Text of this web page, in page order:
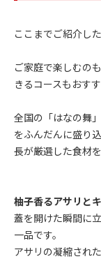
ここまでご紹介し
ご家庭で楽しむの
きるコースもおすす
全国の「はなの舞
をふんだんに盛り
長が厳選した食材
柚子香るアサリと
蓋を開けた瞬間に
一品です。
アサリの凝縮され